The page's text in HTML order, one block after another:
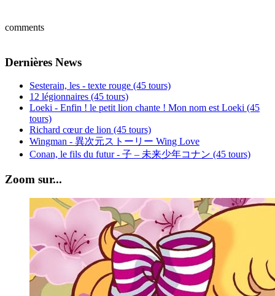
comments
Dernières News
Sesterain, les - texte rouge (45 tours)
12 légionnaires (45 tours)
Loeki - Enfin ! le petit lion chante ! Mon nom est Loeki (45
tours)
Richard cœur de lion (45 tours)
Wingman - 異次元ストーリー Wing Love
Conan, le fils du futur - 子 – 未来少年コナン (45 tours)
Zoom sur...